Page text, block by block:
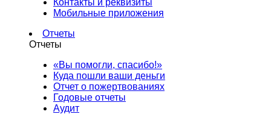
Контакты и реквизиты
Мобильные приложения
Отчеты
Отчеты
«Вы помогли, спасибо!»
Куда пошли ваши деньги
Отчет о пожертвованиях
Годовые отчеты
Аудит